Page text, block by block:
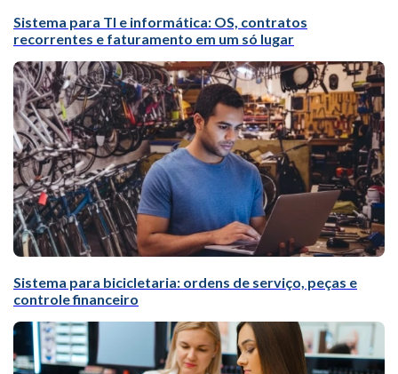
Sistema para TI e informática: OS, contratos
recorrentes e faturamento em um só lugar
Sistema para bicicletaria: ordens de serviço, peças e
controle financeiro